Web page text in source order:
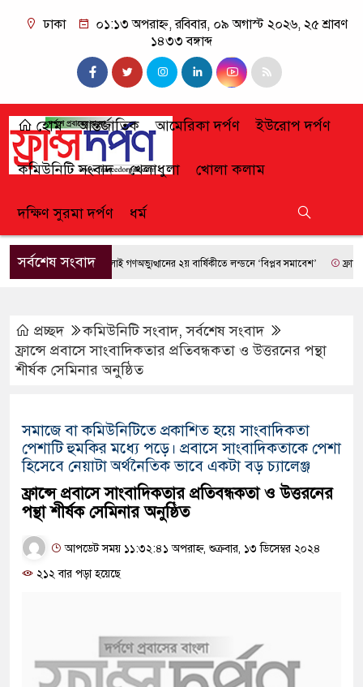
ঢাকা
০১:১৩ অপরাহ্ন, রবিবার, ০৯ অগাস্ট ২০২৬, ২৫ শ্রাবণ
১৪৩৩ বঙ্গাব্দ
হোম আন্তর্জাতিক আমেরিকা দর্পণ ইউরোপ দর্পণ
কমিউনিটি সংবাদ খেলাধুলা খোলা কলাম
দক্ষিণ সুরমা দর্পণ ধর্ম
সর্বশেষ সংবাদজুলাই গণঅভ্যুত্থানের ২য় বার্ষিকীতে লন্ডনে ‘বিপ্লব সমাবেশ’ ফ্রান্সে
প্রচ্ছদ কমিউনিটি সংবাদ,সর্বশেষ সংবাদ
ফ্রান্সে প্রবাসে সাংবাদিকতার প্রতিবন্ধকতা ও উত্তরনের পন্থা
শীর্ষক সেমিনার অনুষ্ঠিত
সমাজে বা কমিউনিটিতে প্রকাশিত হয়ে সাংবাদিকতা
পেশাটি হুমকির মধ্যে পড়ে। প্রবাসে সাংবাদিকতাকে পেশা
হিসেবে নেয়াটা অর্থনৈতিক ভাবে একটা বড় চ্যালেঞ্জ
ফ্রান্সে প্রবাসে সাংবাদিকতার প্রতিবন্ধকতা ও উত্তরনের
পন্থা শীর্ষক সেমিনার অনুষ্ঠিত
আপডেট সময় ১১:৩২:৪১ অপরাহ্ন, শুক্রবার, ১৩ ডিসেম্বর ২০২৪
২১২ বার পড়া হয়েছে